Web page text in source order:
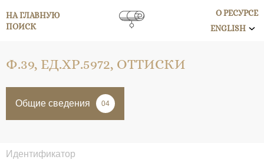
НА ГЛАВНУЮ
ПОИСК
О РЕСУРСЕ
ENGLISH
Ф.39, ЕД.ХР.5972, ОТТИСКИ
Общие сведения 04
Идентификатор